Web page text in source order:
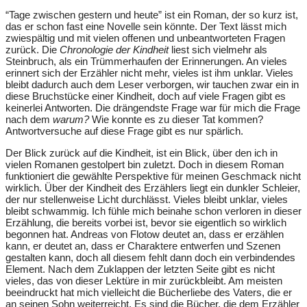
“Tage zwischen gestern und heute” ist ein Roman, der so kurz ist,
das er schon fast eine Novelle sein könnte. Der Text lässt mich
zwiespältig und mit vielen offenen und unbeantworteten Fragen
zurück. Die Chronologie der Kindheitliest sich vielmehr als
Steinbruch, als ein Trümmerhaufen der Erinnerungen. An vieles
erinnert sich der Erzähler nicht mehr, vieles ist ihm unklar. Vieles
bleibt dadurch auch dem Leser verborgen, wir tauchen zwar ein in
diese Bruchstücke einer Kindheit, doch auf viele Fragen gibt es
keinerlei Antworten. Die drängendste Frage war für mich die Frage
nach dem warum?Wie konnte es zu dieser Tat kommen?
Antwortversuche auf diese Frage gibt es nur spärlich.
Der Blick zurück auf die Kindheit, ist ein Blick, über den ich in
vielen Romanen gestolpert bin zuletzt. Doch in diesem Roman
funktioniert die gewählte Perspektive für meinen Geschmack nicht
wirklich. Über der Kindheit des Erzählers liegt ein dunkler Schleier,
der nur stellenweise Licht durchlässt. Vieles bleibt unklar, vieles
bleibt schwammig. Ich fühle mich beinahe schon verloren in dieser
Erzählung, die bereits vorbei ist, bevor sie eigentlich so wirklich
begonnen hat. Andreas von Flotow deutet an, dass er erzählen
kann, er deutet an, dass er Charaktere entwerfen und Szenen
gestalten kann, doch all diesem fehlt dann doch ein verbindendes
Element. Nach dem Zuklappen der letzten Seite gibt es nicht
vieles, das von dieser Lektüre in mir zurückbleibt. Am meisten
beeindruckt hat mich vielleicht die Bücherliebe des Vaters, die er
an seinen Sohn weiterreicht. Es sind die Bücher, die dem Erzähler